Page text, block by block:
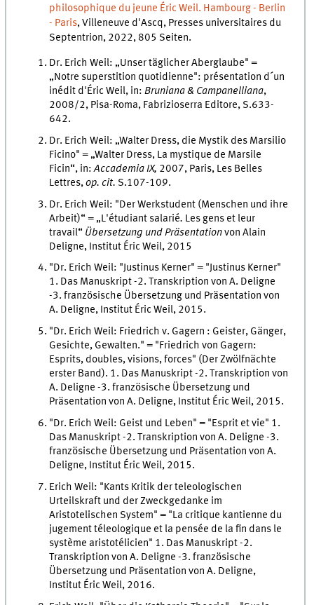
philosophique du jeune Éric Weil. Hambourg - Berlin
- Paris, Villeneuve d'Ascq, Presses universitaires du
Septentrion, 2022, 805 Seiten.
Dr. Erich Weil: „Unser täglicher Aberglaube" =
„Notre superstition quotidienne": présentation d´un
inédit d'Éric Weil, in:Bruniana & Campanelliana,
2008/2, Pisa-Roma, Fabrizioserra Editore, S.633-
642.
Dr. Erich Weil: „Walter Dress, die Mystik des Marsilio
Ficino" = „Walter Dress, La mystique de Marsile
Ficin“, in:Accademia IX, 2007, Paris, Les Belles
Lettres,op. cit. S.107-109.
Dr. Erich Weil: "Der Werkstudent (Menschen und ihre
Arbeit)“ = „L'étudiant salarié. Les gens et leur
travail“ Übersetzung und Präsentationvon Alain
Deligne, Institut Éric Weil, 2015
"Dr. Erich Weil: "Justinus Kerner" = "Justinus Kerner"
1. Das Manuskript -2. Transkription von A. Deligne
-3. französische Übersetzung und Präsentation von
A. Deligne, Institut Éric Weil, 2015.
"Dr. Erich Weil: Friedrich v. Gagern : Geister, Gänger,
Gesichte, Gewalten." = "Friedrich von Gagern:
Esprits, doubles, visions, forces" (Der Zwölfnächte
erster Band). 1. Das Manuskript -2. Transkription von
A. Deligne -3. französische Übersetzung und
Präsentation von A. Deligne, Institut Éric Weil, 2015.
"Dr. Erich Weil: Geist und Leben" = "Esprit et vie" 1.
Das Manuskript -2. Transkription von A. Deligne -3.
französische Übersetzung und Präsentation von A.
Deligne, Institut Éric Weil, 2015.
Erich Weil: "Kants Kritik der teleologischen
Urteilskraft und der Zweckgedanke im
Aristotelischen System" = "La critique kantienne du
jugement téleologique et la pensée de la fin dans le
système aristotélicien" 1. Das Manuskript -2.
Transkription von A. Deligne -3. französische
Übersetzung und Präsentation von A. Deligne,
Institut Éric Weil, 2016.